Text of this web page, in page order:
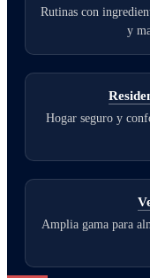
Rutinas con
y
Hogar seguro y
Amplia gama para